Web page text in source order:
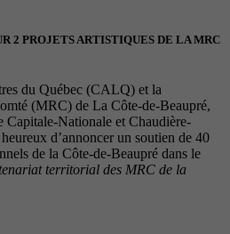
2 PROJETS ARTISTIQUES DE LA MRC
du Québec (CALQ) et la
(MRC) de La Côte-de-Beaupré,
Capitale-Nationale et Chaudière-
d’annoncer un soutien de 40
de la Côte-de-Beaupré dans le
territorial des MRC de la